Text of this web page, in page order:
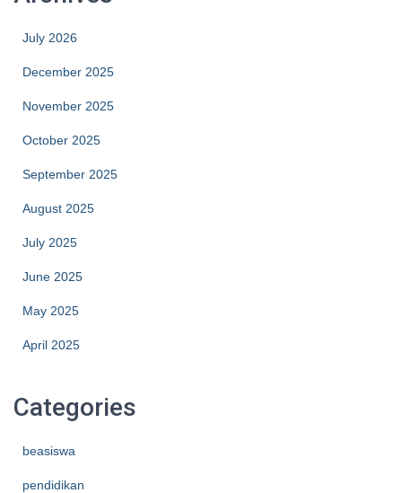
July 2026
December 2025
November 2025
October 2025
September 2025
August 2025
July 2025
June 2025
May 2025
April 2025
Categories
beasiswa
pendidikan